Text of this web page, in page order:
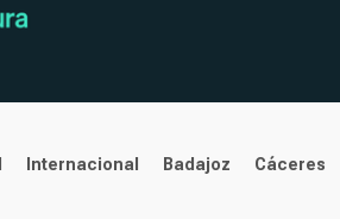
Internacional Badajoz Cáceres